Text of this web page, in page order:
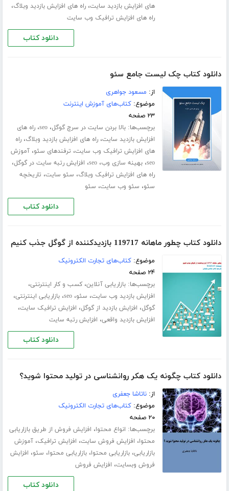
های افزایش بازدید سایت،راه های افزایش بازدید وبلاگ،
راه های افزایش ترافیک وب سایت
دانلود کتاب
دانلود کتاب چک لیست جامع سئو
از: مسعود جواهری
موضوع:کتاب‌های آموزش اینترنت
۲۳ صفحه
برچسب‌ها:بالا بردن سایت در سرچ گوگل،seo،راه های
افزایش بازدید سایت،راه های افزایش بازدید وبلاگ،راه
های افزایش ترافیک وب سایت، ترفندهای سئو،آموزش
seo،بهینه سازی وب،seo، افزایش رتبه سایت در گوگل،
راه های افزایش ترافیک وبلاگ، سئو سایت، تاریخچه
سئو، سئو وب سایت، سئو
دانلود کتاب
دانلود کتاب چطور ماهانه 119717 بازدیدکننده از گوگل جذب کنیم
موضوع:کتاب‌های تجارت الکترونیک
۲۴ صفحه
برچسب‌ها:بازاریابی آنلاین،کسب و کار اینترنتی،
افزایش بازدید وب سایت، سئو،seo،بازاریابی اینترنتی،
گوگل، افزایش بازدید از گوگل، افزایش ترافیک سایت،
افزایش بازدید واقعی، افزایش رتبه سایت
دانلود کتاب
دانلود کتاب چگونه یک هکر روانشناسی در تولید محتوا شوید؟
از:ناتاشا جعفری
موضوع:کتاب‌های تجارت الکترونیک
۲۰ صفحه
برچسب‌ها: انواع محتوا، افزایش فروش از طریق بازاریابی
محتوا، افزایش فروش سایت، افزایش ترافیک،آموزش
بازاریابی،بازاریابی محتوا،بازاریابی محتوا، سئو، افزایش
فروش وبسایت، افزایش فروش
دانلود کتاب